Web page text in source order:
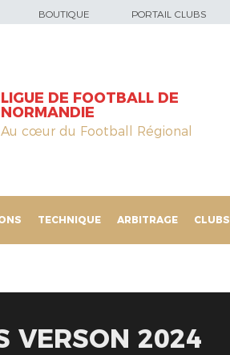
BOUTIQUE PORTAIL CLUBS
LIGUE DE FOOTBALL DE
NORMANDIE
Au cœur du Football Régional
TECHNIQUE ARBITRAGE CLUBS
VERSON 2024